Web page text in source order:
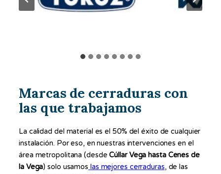
Marcas de cerraduras con
las que trabajamos
La calidad del material es el 50% del éxito de cualquier
instalación. Por eso, en nuestras intervenciones en el
área metropolitana (desdeCúllar Vega hasta Cenes de
la Vega) solo usamos las mejores cerraduras, de las